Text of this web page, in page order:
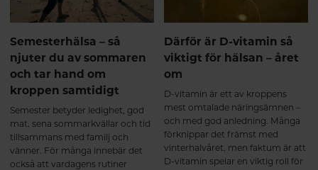
Semesterhälsa – så
njuter du av sommaren
och tar hand om
kroppen samtidigt
Semester betyder ledighet, god
mat, sena sommarkvällar och tid
tillsammans med familj och
vänner. För många innebär det
också att vardagens rutiner
Därför är D-vitamin så
viktigt för hälsan – året
om
D-vitamin är ett av kroppens
mest omtalade näringsämnen –
och med god anledning. Många
förknippar det främst med
vinterhalvåret, men faktum är att
D-vitamin spelar en viktig roll för